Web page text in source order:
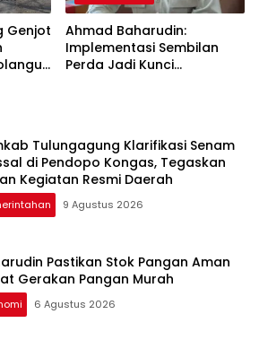
Genjot
Ahmad Baharudin:
Implementasi Sembilan
Perda Jadi Kunci
Tulungagung Klarifikasi Senam
di Pendopo Kongas, Tegaskan
Kegiatan Resmi Daerah
9 Agustus 2026
Pastikan Stok Pangan Aman
Gerakan Pangan Murah
6 Agustus 2026